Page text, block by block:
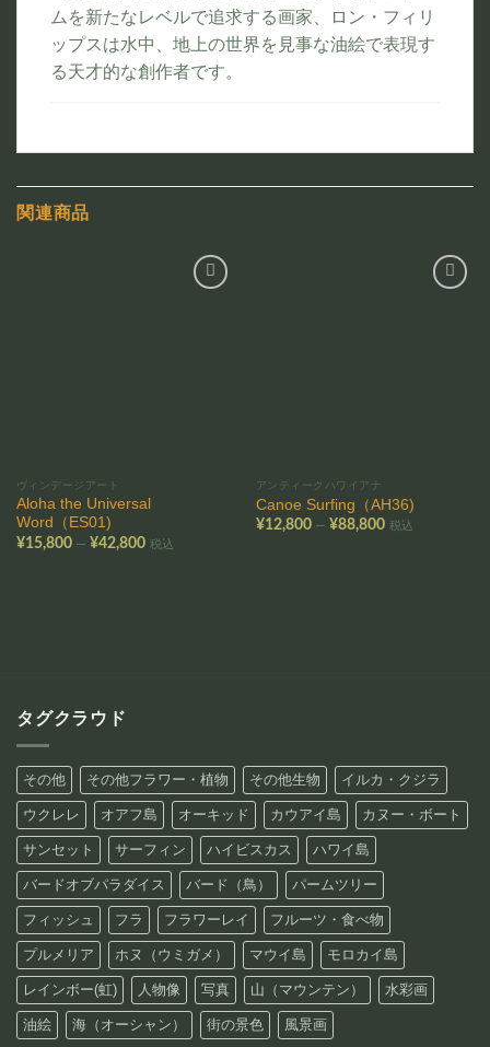
ムを新たなレベルで追求する画家、ロン・フィリ
ップスは水中、地上の世界を見事な油絵で表現す
る天才的な創作者です。
関連商品
ヴィンデージアート
Aloha the Universal
Word（ES01)
¥15,800 – ¥42,800価税込
アンティークハワイアナ
Canoe Surfing（AH36)
¥12,800 – ¥88,800価税込
タグクラウド
その他 その他フラワー・植物 その他生物 イルカ・クジラ
ウクレレ オアフ島 オーキッド カウアイ島 カヌー・ボート
サンセット サーフィン ハイビスカス ハワイ島
バードオブパラダイス バード（鳥） パームツリー
フィッシュ フラ フラワーレイ フルーツ・食べ物
プルメリア ホヌ（ウミガメ） マウイ島 モロカイ島
レインボー(虹) 人物像 写真 山（マウンテン） 水彩画
油絵 海（オーシャン） 街の景色 風景画